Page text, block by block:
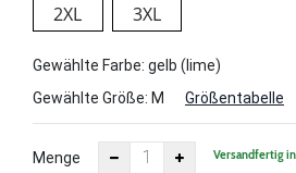
2XL
3XL
Gewählte Farbe: gelb (lime)
Gewählte Größe: M Größentabelle
Menge Versandfertig